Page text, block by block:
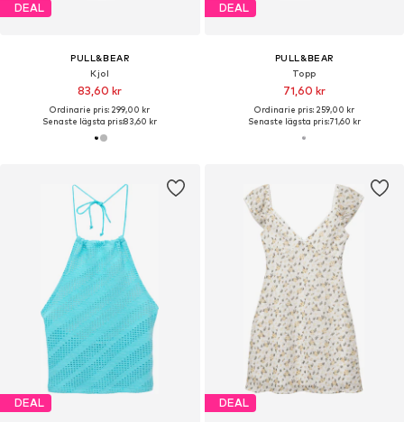
DEAL
PULL&BEAR
Kjol
83,60 kr
Ordinarie pris: 299,00 kr
Senaste lägsta pris:83,60 kr
DEAL
PULL&BEAR
Topp
71,60 kr
Ordinarie pris: 259,00 kr
Senaste lägsta pris:71,60 kr
DEAL DEAL